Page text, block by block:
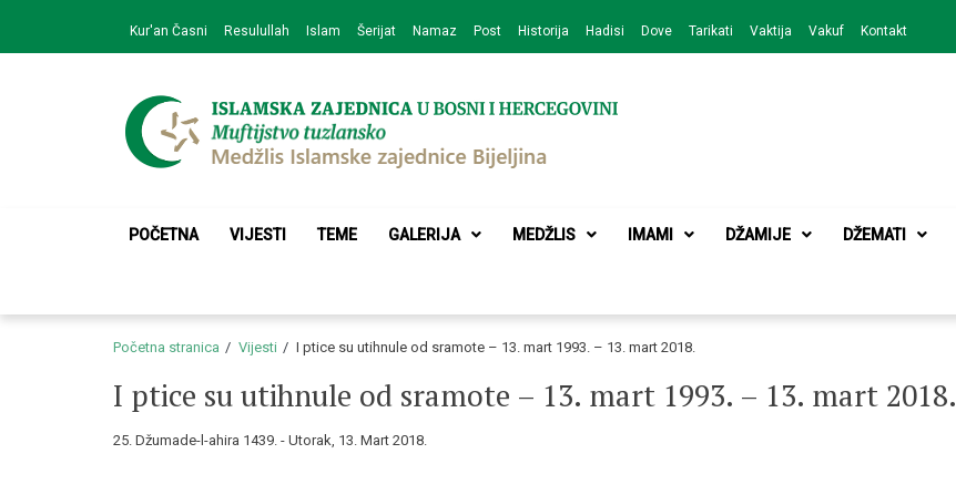
navigation
content
Kur'an Časni Resulullah Islam Šerijat Namaz Post Historija Hadisi Dove Tarikati Vaktija Vakuf Kontakt
Medžlis Islamske zajednice Bijeljina
POČETNA VIJESTI TEME GALERIJA MEDŽLIS IMAMI DŽAMIJE DŽEMATI
Početna stranica Vijesti I ptice su utihnule od sramote – 13. mart 1993. – 13. mart 2018.
I ptice su utihnule od sramote – 13. mart 1993. – 13. mart 2018.
25. Džumade-l-ahira 1439. - Utorak, 13. Mart 2018.